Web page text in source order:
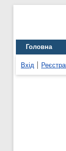
Головна
Вхід